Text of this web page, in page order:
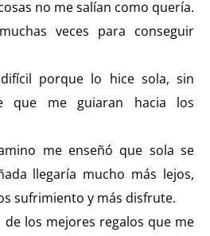
no me salían como quería.
veces para conseguir
porque lo hice sola, sin
que me guiaran hacia los
me enseñó que sola se
llegaría mucho más lejos,
sufrimiento y más disfrute.
los mejores regalos que me